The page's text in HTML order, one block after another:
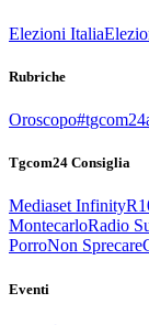
Elezioni Italia
Rubriche
Oroscopo
Tgcom24 Consiglia
Mediaset Infinity
MontecarloRadio
PorroNon Sprecare
Eventi